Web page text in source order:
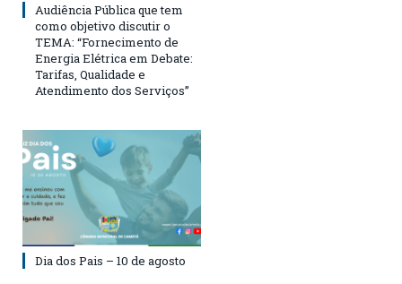
Audiência Pública que tem
como objetivo discutir o
TEMA: “Fornecimento de
Energia Elétrica em Debate:
Tarifas, Qualidade e
Atendimento dos Serviços”
Dia dos Pais – 10 de agosto